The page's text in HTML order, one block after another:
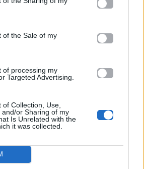
of the Sale of my
of processing my
Targeted Advertising.
Collection, Use,
and/or Sharing of my
Is Unrelated with the
it was collected.
Η πρώτη μεγάλου μήκους
ρεαλισμό και την ένταση που
οθόνη.